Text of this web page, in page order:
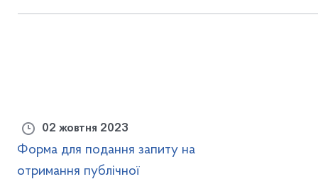
02 жовтня 2023
Форма для подання запиту на
отримання публічної